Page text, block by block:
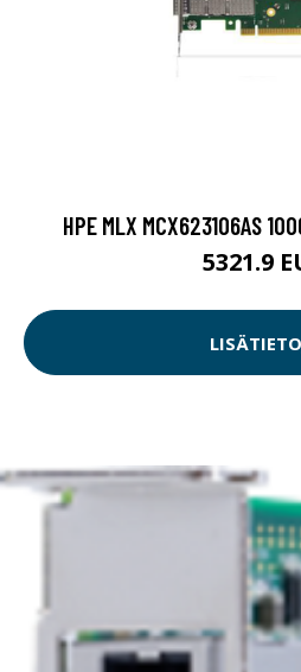
HPE MLX MCX623106AS
5321.9